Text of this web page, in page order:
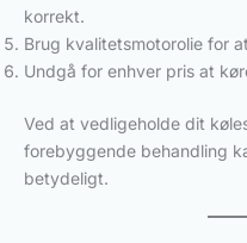
korrekt.
Brug kvalitetsmotorolie for
Undgå for enhver pris at
Ved at vedligeholde dit
forebyggende behandling
betydeligt.